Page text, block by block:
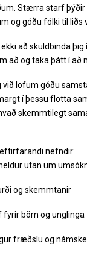
Stærra starf þýðir
og góðu fólki til liðs
að skuldbinda
að og taka þátt í að
lofum góðu
í þessu flotta
skemmtilegt
nefndir:
utan um
og skemmtanir
börn og unglinga
fræðslu og